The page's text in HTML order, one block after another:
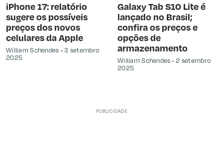
iPhone 17: relatório
sugere os possíveis
preços dos novos
celulares da Apple
William Schendes
3 setembro
2025
Galaxy Tab S10 Lite é
lançado no Brasil;
confira os preços e
opções de
armazenamento
William Schendes
2 setembro
2025